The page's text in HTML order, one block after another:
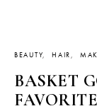
BEAUTY HAIR
BASKET